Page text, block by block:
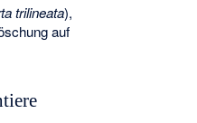
trilineata),
auf